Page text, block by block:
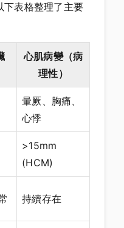
下表格整理了主要
心肌病變（病
理性）
暈厥、胸痛、
心悸
>15mm
(HCM)
持續存在